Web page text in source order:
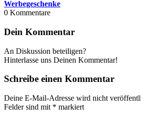
Werbegeschenke
0 Kommentare
Dein Kommentar
An Diskussion beteiligen?
Hinterlasse uns Deinen Kommentar!
Schreibe einen Kommentar
Deine E-Mail-Adresse wird nicht
Felder sind mit * markiert